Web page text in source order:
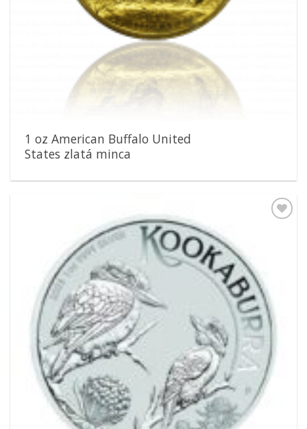
1 oz American Buffalo United
States zlatá minca